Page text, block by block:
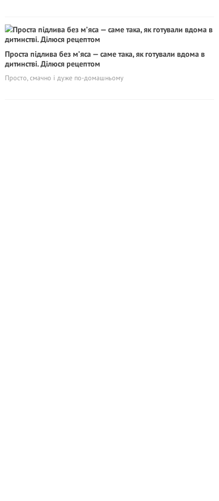
Проста підлива без м’яса — саме така, як готували вдома в
дитинстві. Ділюся рецептом
Просто, смачно і дуже по-домашньому